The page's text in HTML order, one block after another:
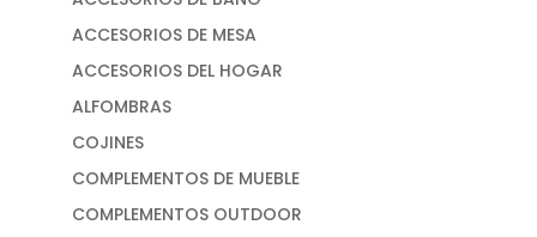
ACCESORIOS DE MESA
ACCESORIOS DEL HOGAR
ALFOMBRAS
COJINES
COMPLEMENTOS DE MUEBLE
COMPLEMENTOS OUTDOOR